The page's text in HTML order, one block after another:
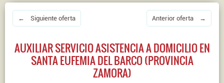
← Siguiente oferta Anterior oferta →
AUXILIAR SERVICIO ASISTENCIA A DOMICILIO EN
SANTA EUFEMIA DEL BARCO (PROVINCIA
ZAMORA)